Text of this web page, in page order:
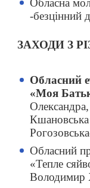
Обласна
-безцінний
ЗАХОДИ З
Обласний
«Моя
Кшановська
Обласний
«Тепле
Володимир